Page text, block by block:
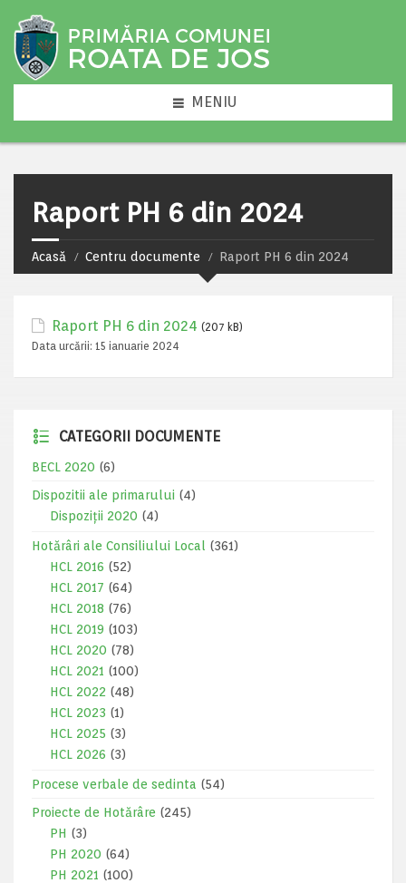
MENIU
Raport PH 6 din 2024
Acasă Centru documente Raport PH 6 din 2024
Raport PH 6 din 2024 (207 kB)
Data urcării: 15 ianuarie 2024
CATEGORII DOCUMENTE
BECL 2020 (6)
Dispozitii ale primarului (4)
Dispoziții 2020 (4)
Hotărâri ale Consiliului Local
(361)
HCL 2016 (52)
HCL 2017 (64)
HCL 2018 (76)
HCL 2019 (103)
HCL 2020 (78)
HCL 2021 (100)
HCL 2022 (48)
HCL 2023 (1)
HCL 2025 (3)
HCL 2026 (3)
Procese verbale de sedinta (54)
Proiecte de Hotărâre (245)
PH (3)
PH 2020 (64)
PH 2021 (100)